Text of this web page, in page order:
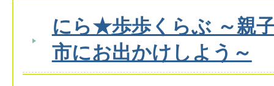
にら★歩歩くらぶ ～親
市にお出かけしよう～